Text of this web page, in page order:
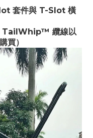
套件與 T-Slot 橫
TailWhip™ 纜線以
買）